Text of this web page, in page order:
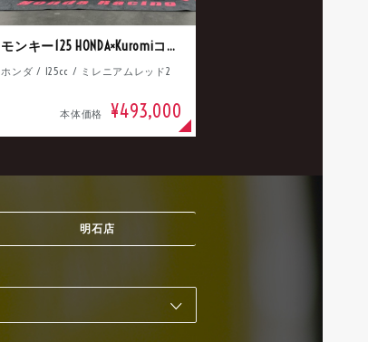
モンキー125 HONDA×Kuromiコラボ
ホンダ / 125cc / ミレニアムレッド2
本体価格 ¥493,000
明石店